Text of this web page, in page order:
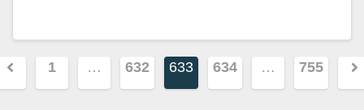
1 … 632 633 634 … 755